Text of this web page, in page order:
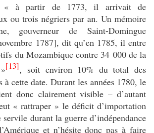
« à partir de 1773, il arrivait de
ou trois négriers par an. Un mémoire
gouverneur de Saint-Domingue
1787], dit qu’en 1785, il entre
du Mozambique contre 34 000 de la
[13], soit environ 10% du total des
à cette date. Durant les années 1780, le
donc clairement visible – d’autant
« rattraper » le déficit d’importation
durant la guerre d’indépendance
et n’hésite donc pas à faire